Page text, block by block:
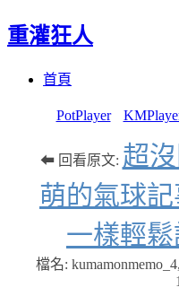
重灌狂人
首頁
PotPlayer
⬅ 回看原文: 超
萌的氣球
一樣輕
檔名: kumamonmemo_4